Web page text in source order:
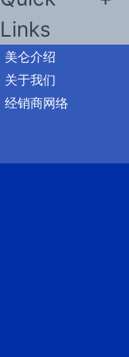
Links
美仑介绍
关于我们
经销商网络